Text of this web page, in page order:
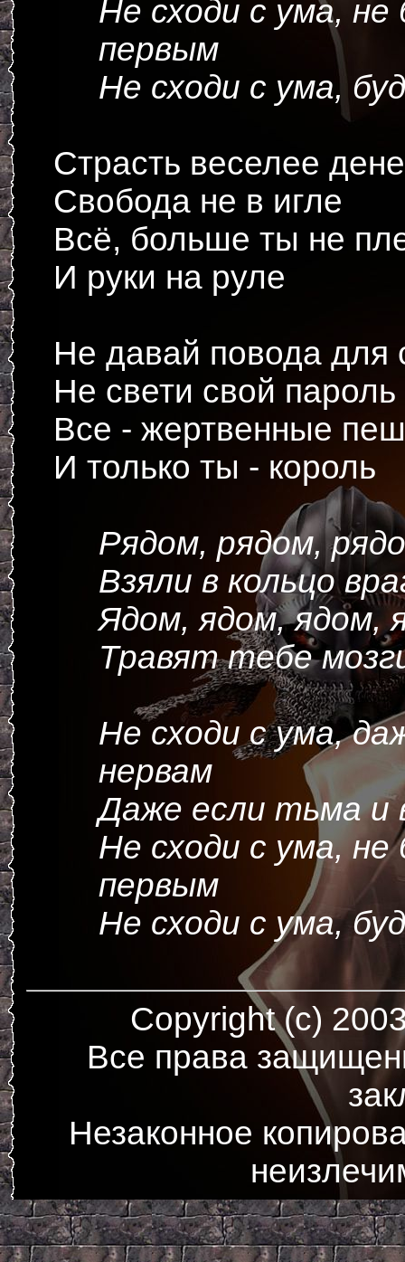
Не сходи с ума, не
первым
Не сходи с ума,
Страсть веселее
Свобода не в игле
Всё, больше ты не
И руки на руле
Не давай повода для
Не свети свой пароль
Все - жертвенные
И только ты - король
Рядом, рядом,
Взяли в кольцо
Ядом, ядом, ядом,
Травят тебе
Не сходи с ума,
нервам
Даже если тьма и
Не сходи с ума, не
первым
Не сходи с ума,
Copyright (c)
Все права
Незаконное